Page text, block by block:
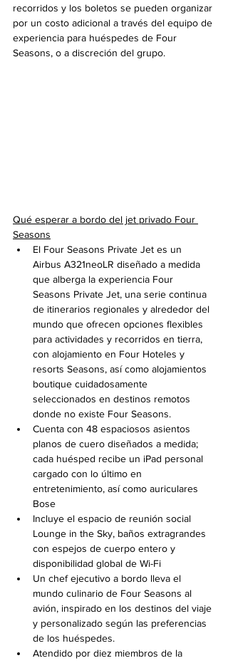
recorridos y los boletos se pueden organizar
por un costo adicional a través del equipo de
experiencia para huéspedes de Four
Seasons, o a discreción del grupo.
Qué esperar a bordo del jet privado Four
Seasons
El Four Seasons Private Jet es un
Airbus A321neoLR diseñado a medida
que alberga la experiencia Four
Seasons Private Jet, una serie continua
de itinerarios regionales y alrededor del
mundo que ofrecen opciones flexibles
para actividades y recorridos en tierra,
con alojamiento en Four Hoteles y
resorts Seasons, así como alojamientos
boutique cuidadosamente
seleccionados en destinos remotos
donde no existe Four Seasons.
Cuenta con 48 espaciosos asientos
planos de cuero diseñados a medida;
cada huésped recibe un iPad personal
cargado con lo último en
entretenimiento, así como auriculares
Bose
Incluye el espacio de reunión social
Lounge in the Sky, baños extragrandes
con espejos de cuerpo entero y
disponibilidad global de Wi-Fi
Un chef ejecutivo a bordo lleva el
mundo culinario de Four Seasons al
avión, inspirado en los destinos del viaje
y personalizado según las preferencias
de los huéspedes.
Atendido por diez miembros de la